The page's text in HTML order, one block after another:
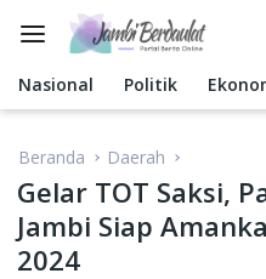
Nasional
Politik
Beranda Daerah
Gelar TOT Saksi,
Jambi Siap
2024